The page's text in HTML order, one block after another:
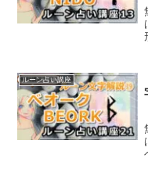
ルーン占い講座